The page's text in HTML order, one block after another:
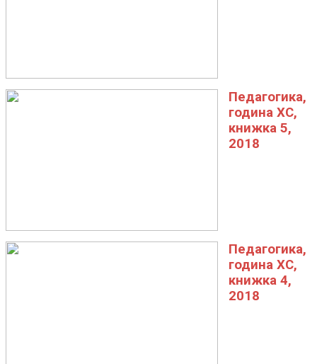
Педагогика,
година XC,
книжка 5,
2018
Педагогика,
година XC,
книжка 4,
2018